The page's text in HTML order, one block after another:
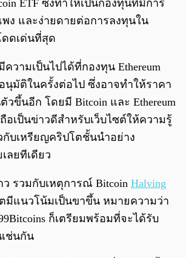
ETF ซึ่งทำให้เป็นกองทุนที่มีการ
ง และง่ายดายต่อการลงทุนใน
ดเด่นที่สุด
วามเป็นไปได้ที่กองทุน Ethereum
นุมัติในครั้งต่อไป ซึ่งอาจทำให้ราคา
ขึ้นอีก โดยมี Bitcoin และ Ethereum
อเป็นข่าวดีสำหรับเว็บไซต์ให้ความรู้
กับเหรียญคริปโตชั้นนำอย่าง
ลยทีเดียว
รวมกับเหตุการณ์ Bitcoin Halving
มีแนวโน้มเป็นขาขึ้น หมายความว่า
ก็เตรียมพร้อมที่จะได้รับ
ช่นกัน